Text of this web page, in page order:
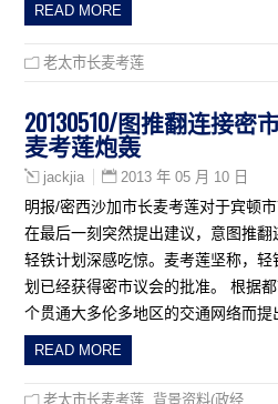
READ MORE
老太市长麦考莲
20130510/图推翻连接密
麦考莲炮轰
jackjia 2013 年 05 月 10 日
明报/密西沙加市长麦考莲对于宾顿
在最后一刻突然提出建议，意图推
轻铁计划深感吃惊。麦考莲坚称，
划已经获得密市议会的批准。 根据
个贯通大多伦多地区的交通网络而提
READ MORE
老太市长麦考莲 背景资料(政经